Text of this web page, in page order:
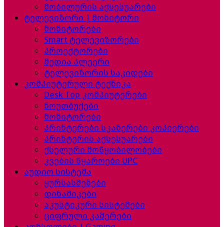
მობილურის აქსესუარები
ტელევიზორი | მონიტორი
მონიტორები
Smart ტელევიზორები
პროექტორები
მედია პლეერი
ტელევიზორის საკიდები
კომპიუტერული ტექნიკა
Desk Top კომპიუტერები
ნოუთბუქები
მონიტორები
პრინტერები სკანერები კოპიერები
პრინტერის აქსესუარები
ქსელური მოწყობილობები
კვების წყაროები UPC
აუდიო სისტემა
ყურსასმენები
დინამიკები
აკუსტიკური სისტემები
ციფრული კამერები